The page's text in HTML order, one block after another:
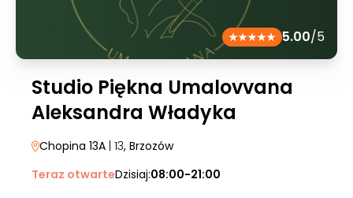
5.00/5
Studio Piękna Umalovvana
Aleksandra Władyka
Chopina 13A | 13, Brzozów
Teraz otwarteDzisiaj:08:00-21:00